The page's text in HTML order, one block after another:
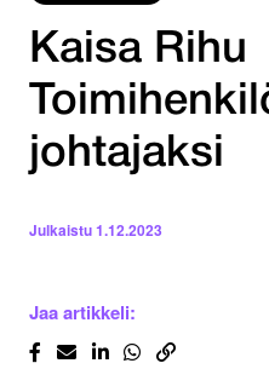
Kaisa Rihu
johtajaksi
Julkaistu1.12.2023
Jaa artikkeli: